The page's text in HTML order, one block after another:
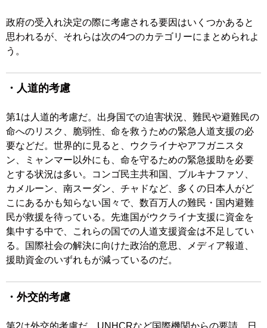
政府の受入れ決定の際に考慮される要因はいくつかあると
思われるが、それらは次の4つのカテゴリーにまとめられよ
う。
・人道的考慮
第1は人道的考慮だ。出身国での迫害状況、難民や避難民の
命へのリスク、脆弱性、命を救うための緊急人道支援の必
要などだ。世界的に見ると、ウクライナやアフガニスタ
ン、ミャンマー以外にも、命を守るための緊急援助を必要
とする状況は多い。コンゴ民主共和国、ブルキナファソ、
カメルーン、南スーダン、チャドなど、多くの日本人がど
こにあるかも知らない国々で、数百万人の難民・国内避難
民が救援を待っている。先進国がウクライナ支援に資金を
集中する中で、これらの国での人道支援資金は不足してい
る。国際社会の解決に向けた政治的意思、メディア報道、
援助資金のいずれもが減っているのだ。
・外交的考慮